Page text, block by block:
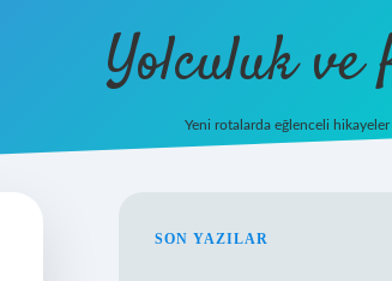
Yolculuk ve
Yeni rotalarda eğlenceli hikayeler
SIDEBAR
SON YAZILAR